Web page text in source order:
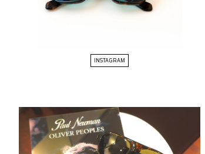
INSTAGRAM